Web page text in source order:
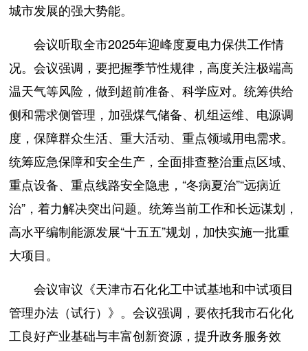
城市发展的强大势能。
会议听取全市2025年迎峰度夏电力保供工作情
况。会议强调，要把握季节性规律，高度关注极端高
温天气等风险，做到超前准备、科学应对。统筹供给
侧和需求侧管理，加强煤气储备、机组运维、电源调
度，保障群众生活、重大活动、重点领域用电需求。
统筹应急保障和安全生产，全面排查整治重点区域、
重点设备、重点线路安全隐患，“冬病夏治”“远病近
治”，着力解决突出问题。统筹当前工作和长远谋划，
高水平编制能源发展“十五五”规划，加快实施一批重
大项目。
会议审议《天津市石化化工中试基地和中试项目
管理办法（试行）》。会议强调，要依托我市石化化
工良好产业基础与丰富创新资源，提升政务服务效